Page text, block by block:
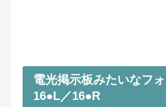
電光掲示板みたいなフ
16●L／16●R